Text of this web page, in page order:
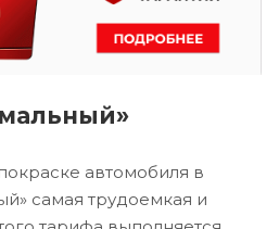
автомобиля в
самая трудоемкая и